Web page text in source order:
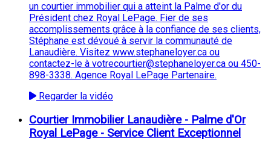
un courtier immobilier qui a atteint la Palme d'or du
Président chez Royal LePage. Fier de ses
accomplissements grâce à la confiance de ses clients,
Stéphane est dévoué à servir la communauté de
Lanaudière. Visitez www.stephaneloyer.ca ou
contactez-le à votrecourtier@stephaneloyer.ca ou 450-
898-3338. Agence Royal LePage Partenaire.
Regarder la vidéo
Courtier Immobilier Lanaudière - Palme d'Or
Royal LePage - Service Client Exceptionnel